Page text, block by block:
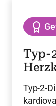
Typ-
Typ-2-